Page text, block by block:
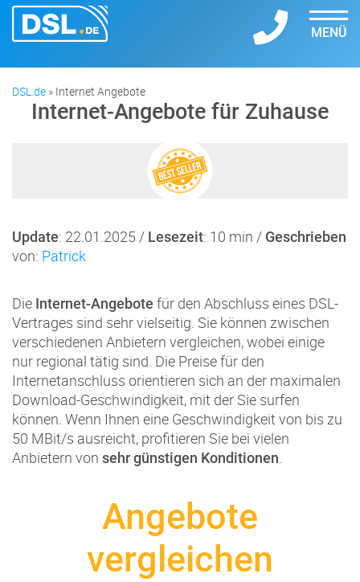
MENÜ
DSL.de » Internet Angebote
Internet-Angebote für Zuhause
Update: 22.01.2025 / Lesezeit: 10 min / Geschrieben
von: Patrick
Die Internet-Angebote für den Abschluss eines DSL-
Vertrages sind sehr vielseitig. Sie können zwischen
verschiedenen Anbietern vergleichen, wobei einige
nur regional tätig sind. Die Preise für den
Internetanschluss orientieren sich an der maximalen
Download-Geschwindigkeit, mit der Sie surfen
können. Wenn Ihnen eine Geschwindigkeit von bis zu
50 MBit/s ausreicht, profitieren Sie bei vielen
Anbietern von sehr günstigen Konditionen.
Angebote
vergleichen